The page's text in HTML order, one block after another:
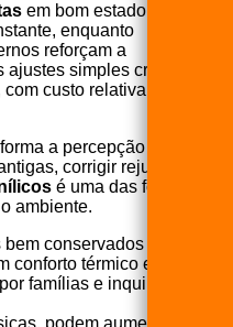
em bom estado
enquanto
reforçam a
simples criam
custo relativamente
a percepção do
corrigir rejuntes e
é uma das formas
ambiente.
conservados
conforto térmico e
famílias e inquilinos.